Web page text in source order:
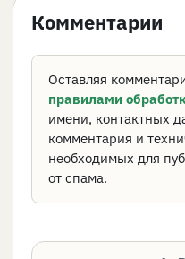
Комментарии
Оставляя
правилами
имени, контактных
комментария и
необходимых для
от спама.